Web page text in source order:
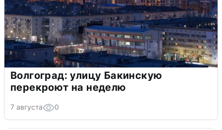
Волгоград: улицу Бакинскую
перекроют на неделю
7 августа 0